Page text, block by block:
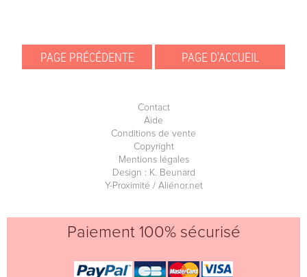
Contact
Aide
Conditions de vente
Copyright
Mentions légales
Design : K. Beunard
Y-Proximité / Aliénor.net
Paiement 100% sécurisé